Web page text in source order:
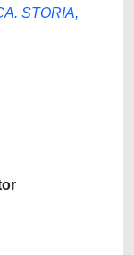
STORIA,